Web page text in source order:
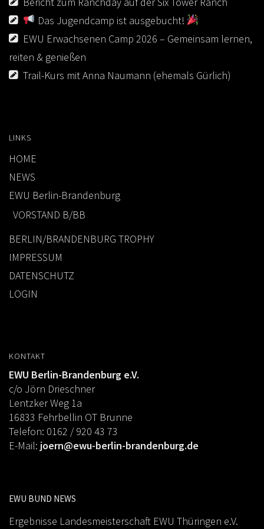
Das Jugendcamp ist ausgebucht!
EWU Erwachsenen Camp 2026 – Gemeinsam lernen,
reiten & genießen
Trail-Kurs mit Anna Naumann (ehemals Gürlich)
LINKS
HOME
NEWS
EWU Berlin-Brandenburg
VORSTAND B/BB
BERLIN/BRANDENBURG TROPHY
IMPRESSUM
DATENSCHUTZ
LOGIN
KONTAKT
EWU Berlin-Brandenburg e.V.
c/o Jörn Drieschner
Lentzker Weg 1a
16833 Fehrbellin OT Brunne
Telefon: 0162 / 920 43 73
E-Mail: joern@ewu-berlin-brandenburg.de
EWU BUND NEWS
Ergebnisse Landesmeisterschaft EWU Thüringen e.V.